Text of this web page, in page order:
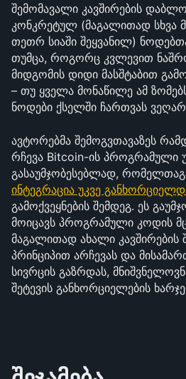
შემომავალი კავშირების
კონკრეტულ (მაგალითად სხვა
თეთრ სიაში შეყვანილ)
თუმცა, როგორც კვლევით
მიდგომის დიდი მასშტაბით
– თუ ყველა მონაწილე ამ
ნოდები ქსელში ჩართვას
ავტორებმა შემოგვთავაზეს
რჩევა Bitcoin-ის პროგრამული
გასაუმჯობესებლად,
ინტეგრაცია უკვე
გამოქვეყნების შემდეგ. ეს
მოიცავს პროგრამული კოდის
მაგალითად ახალი კავშირების
პრინციპით არჩევას და
სივრცის გაზრდას,
შეტევის განხორციელების